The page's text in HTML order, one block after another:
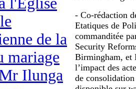
de la
mariage
Ilunga
- Co-rédaction
Etatiques de
commanditée
Security
Birmingham, et
l’impact des
de